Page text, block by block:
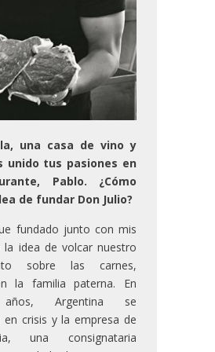
una casa de vino y
unido tus pasiones en
Pablo. ¿Cómo
de fundar Don Julio?
fundado junto con mis
la idea de volcar nuestro
sobre las carnes,
la familia paterna. En
años, Argentina se
en crisis y la empresa de
una consignataria